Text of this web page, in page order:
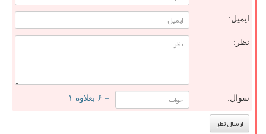
ایمیل:
نظر:
سوال: = ۶ بعلاوه ۱